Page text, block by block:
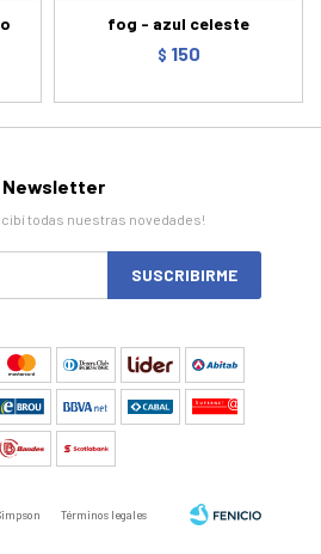
fog - azul celeste
$ 150
Newsletter
todas nuestras novedades!
SUSCRIBIRME
Términos legales